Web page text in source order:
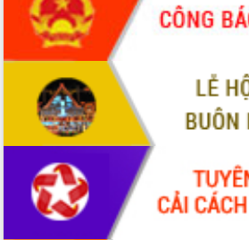
Hội thảo khoa học “Giải pháp thúc đẩy
phát triển nền kinh tế xanh tại tỉnh
Đắk Lắk”
Tăng cường giám sát, đôn đốc thực
hiện nhiệm vụ quản lý tài sản công
hàng tuần
Tháo gỡ những vướng mắc, đẩy mạnh
công tác cải cách thủ tục hành chính
tại Trung tâm Phục vụ hành chính
công tỉnh
Đắk Lắk: Tôn vinh 46 giải pháp tại Hội
thi Sáng tạo Kỹ thuật 2024 - 2025